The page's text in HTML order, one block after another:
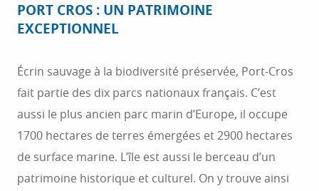
PORT CROS : UN PATRIMOINE
EXCEPTIONNEL
Écrin sauvage à la biodiversité préservée, Port-Cros
fait partie des dix parcs nationaux français. C’est
aussi le plus ancien parc marin d’Europe, il occupe
1700 hectares de terres émergées et 2900 hectares
de surface marine. L’île est aussi le berceau d’un
patrimoine historique et culturel. On y trouve ainsi